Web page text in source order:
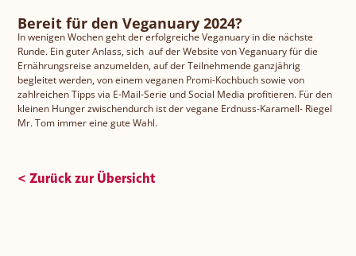
Bereit für den Veganuary 2024?
In wenigen Wochen geht der erfolgreiche Veganuary in die nächste
Runde. Ein guter Anlass, sich auf der Website von Veganuary für die
Ernährungsreise anzumelden, auf der Teilnehmende ganzjährig
begleitet werden, von einem veganen Promi-Kochbuch sowie von
zahlreichen Tipps via E-Mail-Serie und Social Media profitieren. Für den
kleinen Hunger zwischendurch ist der vegane Erdnuss-Karamell- Riegel
Mr. Tom immer eine gute Wahl.
< Zurück zur Übersicht